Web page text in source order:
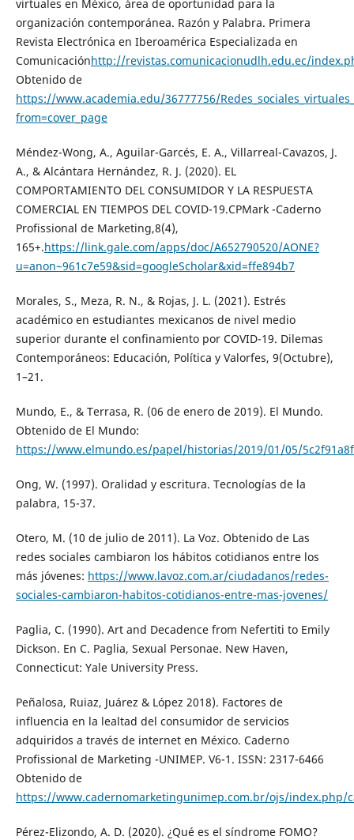
virtuales en México, área de oportunidad para la
organización contemporánea. Razón y Palabra. Primera
Revista Electrónica en Iberoamérica Especializada en
Comunicaciónhttp://revistas.comunicacionudlh.edu.ec/
Obtenido de
https://www.academia.edu/36777756/
from=cover_page
Méndez-Wong, A., Aguilar-Garcés, E. A., Villarreal-Cavazos, J.
A., & Alcántara Hernández, R. J. (2020). EL
COMPORTAMIENTO DEL CONSUMIDOR Y LA RESPUESTA
COMERCIAL EN TIEMPOS DEL COVID-19.CPMark -Caderno
Profissional de Marketing,8(4),
165+.https://link.gale.com/apps/doc/A652790520/AONE?
u=anon~961c7e59&sid=googleScholar&xid=ffe894b7
Morales, S., Meza, R. N., & Rojas, J. L. (2021). Estrés
académico en estudiantes mexicanos de nivel medio
superior durante el confinamiento por COVID-19. Dilemas
Contemporáneos: Educación, Política y Valorfes, 9(Octubre),
1–21.
Mundo, E., & Terrasa, R. (06 de enero de 2019). El Mundo.
Obtenido de El Mundo:
https://www.elmundo.es/papel/historias/2019/01/05/
Ong, W. (1997). Oralidad y escritura. Tecnologías de la
palabra, 15-37.
Otero, M. (10 de julio de 2011). La Voz. Obtenido de Las
redes sociales cambiaron los hábitos cotidianos entre los
más jóvenes: https://www.lavoz.com.ar/ciudadanos/redes-
sociales-cambiaron-habitos-cotidianos-entre-mas-jovenes/
Paglia, C. (1990). Art and Decadence from Nefertiti to Emily
Dickson. En C. Paglia, Sexual Personae. New Haven,
Connecticut: Yale University Press.
Peñalosa, Ruiaz, Juárez & López 2018). Factores de
influencia en la lealtad del consumidor de servicios
adquiridos a través de internet en México. Caderno
Profissional de Marketing -UNIMEP. V6-1. ISSN: 2317-6466
Obtenido de
https://www.cadernomarketingunimep.com.br/ojs/index.php/
Pérez-Elizondo, A. D. (2020). ¿Qué es el síndrome FOMO?